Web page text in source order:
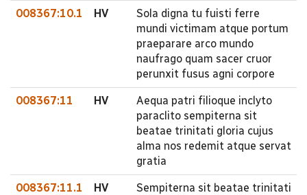
008367:10.1 HV
Sola digna tu fuisti ferre
mundi victimam atque portum
praeparare arco mundo
naufrago quam sacer cruor
perunxit fusus agni corpore
008367:11 HV
Aequa patri filioque inclyto
paraclito sempiterna sit
beatae trinitati gloria cujus
alma nos redemit atque servat
gratia
008367:11.1 HV
Sempiterna sit beatae trinitati